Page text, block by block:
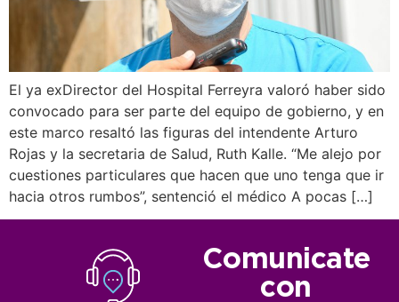
El ya exDirector del Hospital Ferreyra valoró haber sido
convocado para ser parte del equipo de gobierno, y en
este marco resaltó las figuras del intendente Arturo
Rojas y la secretaria de Salud, Ruth Kalle. “Me alejo por
cuestiones particulares que hacen que uno tenga que ir
hacia otros rumbos”, sentenció el médico A pocas […]
Comunicate
con